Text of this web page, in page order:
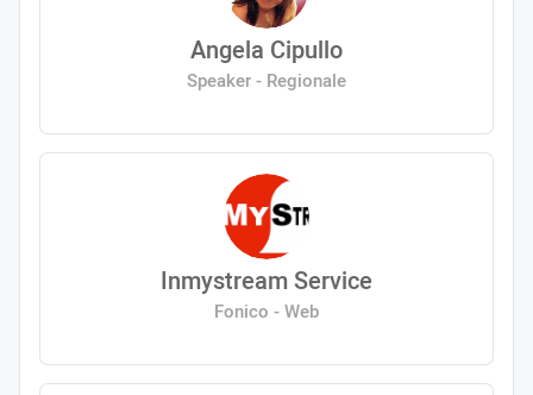
Angela Cipullo
Speaker - Regionale
Inmystream Service
Fonico - Web